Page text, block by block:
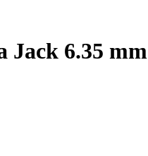
Jack 6.35 mm